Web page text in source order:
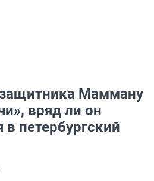
защитника Мамману
вряд ли он
в петербургский